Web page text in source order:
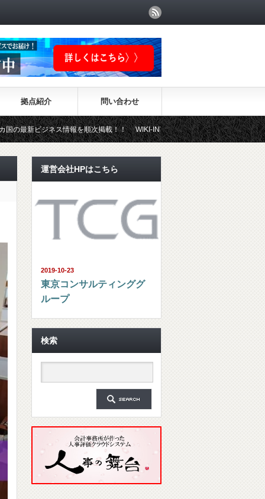
拠点紹介 問い合わせ
情報を順次掲載！！ WIKI-INVESTMENTはこちらから！
運営会社HPはこちら
2019-10-23
東京コンサルティンググ
ループ
検索